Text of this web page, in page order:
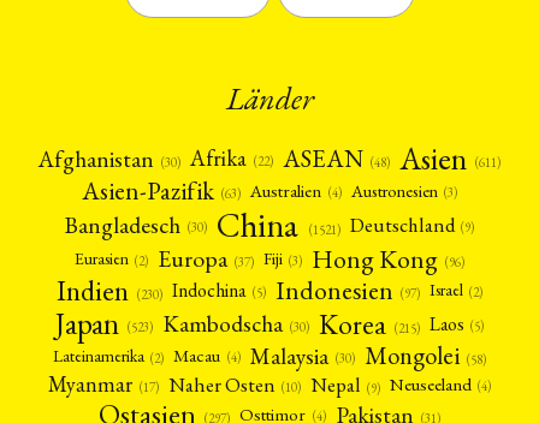
Länder
Afghanistan (30) Afrika (22) ASEAN (48) Asien (611)
Asien-Pazifik (63) Australien (4) Austronesien (3)
Bangladesch (30) China (1521) Deutschland (9)
Eurasien (2) Europa (37) Fiji (3) Hong Kong (96)
Indien (230) Indochina (5) Indonesien (97) Israel (2)
Japan (523) Kambodscha (30) Korea (215) Laos (5)
Lateinamerika (2) Macau (4) Malaysia (30) Mongolei (58)
Myanmar (17) Naher Osten (10) Nepal (9) Neuseeland (4)
Ostasien (297) Osttimor (4) Pakistan (31)